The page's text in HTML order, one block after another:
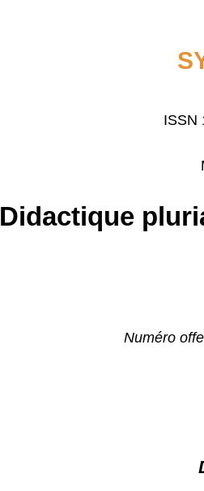
ISSN
Didactique
Numéro